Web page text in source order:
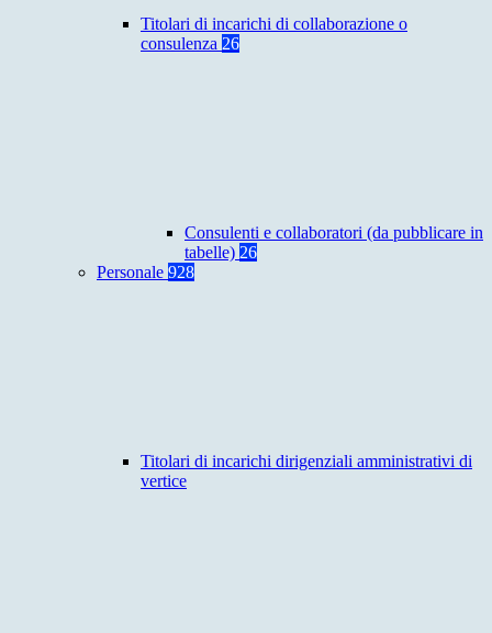
Titolari di incarichi di collaborazione o
consulenza 26
Consulenti e collaboratori (da pubblicare in
tabelle) 26
Personale 928
Titolari di incarichi dirigenziali amministrativi di
vertice